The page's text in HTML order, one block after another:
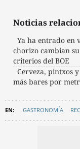
Noticias
Ya ha entrado en
chorizo cambian
criterios del BOE
Cerveza, pintxos
más bares por
GASTRONOMÍA